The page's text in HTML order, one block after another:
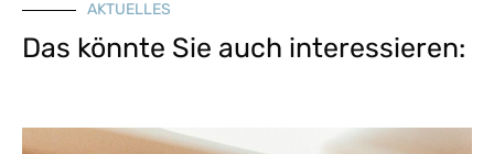
AKTUELLES
Das könnte Sie auch interessieren: